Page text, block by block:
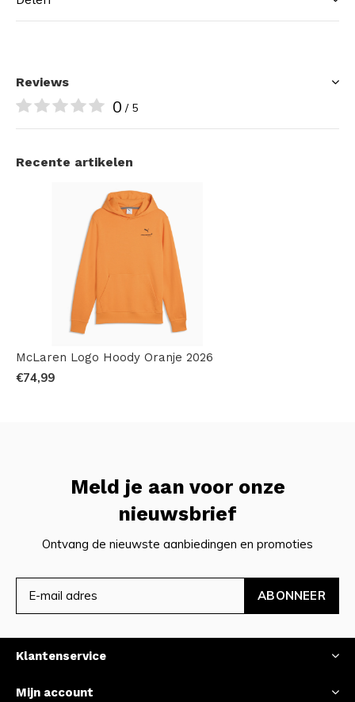
Reviews
0 / 5
Recente artikelen
McLaren Logo Hoody Oranje 2026
€74,99
Meld je aan voor onze
nieuwsbrief
Ontvang de nieuwste aanbiedingen en promoties
ABONNEER
Klantenservice
Mijn account